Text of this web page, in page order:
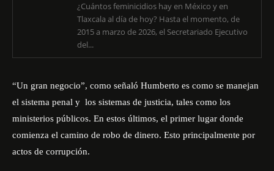
¿Cuántos feminicidios hay en México y en
Tlaxcala al día de hoy? Hasta el momento, de
2015 a marzo de 2026, el Secretariado Ejecutivo
del...
“Un gran negocio”, como señaló Humberto es como se manejan
el sistema penal y los sistemas de justicia, tales como los
ministerios públicos. En estos últimos, el primer lugar donde
comienza el camino de robo de dinero. Esto principalmente por
actos de corrupción.